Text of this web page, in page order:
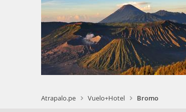
Atrapalo.pe Vuelo+Hotel Bromo